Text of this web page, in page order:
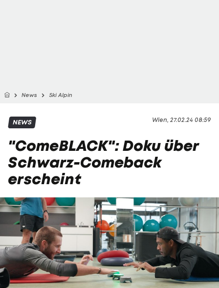
News Ski Alpin
Wien, 27.02.24 08:59
NEWS
"ComeBLACK": Doku über
Schwarz-Comeback
erscheint